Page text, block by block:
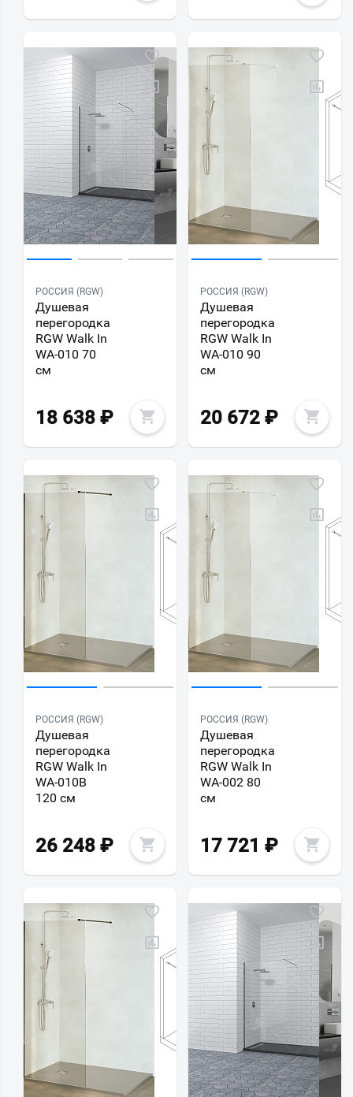
РОССИЯ (RGW)
Душевая
перегородка
RGW Walk In
WA-010 70
см
18 638 ₽
РОССИЯ (RGW)
Душевая
перегородка
RGW Walk In
WA-010 90
см
20 672 ₽
РОССИЯ (RGW)
Душевая
перегородка
RGW Walk In
WA-010B
120 см
26 248 ₽
РОССИЯ (RGW)
Душевая
перегородка
RGW Walk In
WA-002 80
см
17 721 ₽